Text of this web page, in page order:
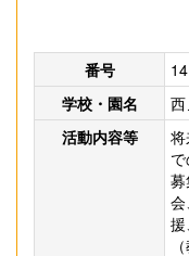
番号
14
学校・園名
活動内容等